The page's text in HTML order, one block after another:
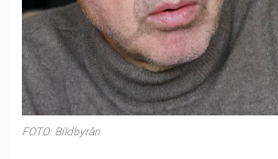
FOTO: Bildbyrån